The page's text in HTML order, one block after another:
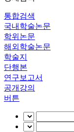
통합검색
국내학술논문
학위논문
해외학술논문
학술지
단행본
연구보고서
공개강의
버튼